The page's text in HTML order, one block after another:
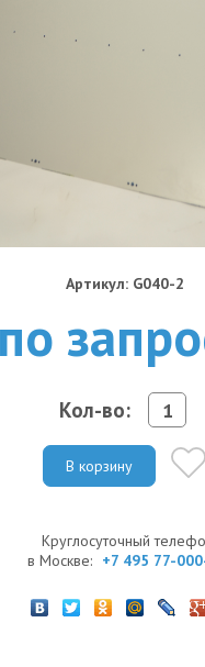
Артикул: G040-2
по
Кол-во:
В корзину
Круглосуточный
в Москве: +7 495 77-